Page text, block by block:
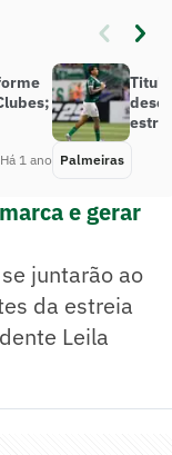
Há 1 ano Palmeiras
e gerar
juntarão ao
da estreia
Leila